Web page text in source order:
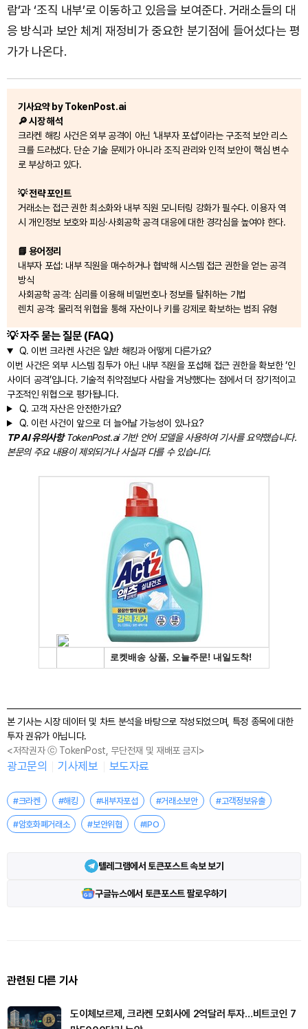
람’과 ‘조직 내부’로 이동하고 있음을 보여준다. 거래소들의 대
응 방식과 보안 체계 재정비가 중요한 분기점에 들어섰다는 평
가가 나온다.
기사요약 by TokenPost.ai
🔎 시장 해석
크라켄 해킹 사건은 외부 공격이 아닌 ‘내부자 포섭’이라는 구조적 보안 리스
크를 드러냈다. 단순 기술 문제가 아니라 조직 관리와 인적 보안이 핵심 변수
로 부상하고 있다.
💡 전략 포인트
거래소는 접근 권한 최소화와 내부 직원 모니터링 강화가 필수다. 이용자 역
시 개인정보 보호와 피싱·사회공학 공격 대응에 대한 경각심을 높여야 한다.
📘 용어정리
내부자 포섭: 내부 직원을 매수하거나 협박해 시스템 접근 권한을 얻는 공격
방식
사회공학 공격: 심리를 이용해 비밀번호나 정보를 탈취하는 기법
렌치 공격: 물리적 위협을 통해 자산이나 키를 강제로 확보하는 범죄 유형
💡 자주 묻는 질문 (FAQ)
Q. 이번 크라켄 사건은 일반 해킹과 어떻게 다른가요?
이번 사건은 외부 시스템 침투가 아닌 내부 직원을 포섭해 접근 권한을 확보한 ‘인
사이더 공격’입니다. 기술적 취약점보다 사람을 겨냥했다는 점에서 더 장기적이고
구조적인 위협으로 평가됩니다.
Q. 고객 자산은 안전한가요?
Q. 이런 사건이 앞으로 더 늘어날 가능성이 있나요?
TP AI 유의사항TokenPost.ai 기반 언어 모델을 사용하여 기사를 요약했습니다.
본문의 주요 내용이 제외되거나 사실과 다를 수 있습니다.
본 기사는 시장 데이터 및 차트 분석을 바탕으로 작성되었으며, 특정 종목에 대한
투자 권유가 아닙니다.
<저작권자 ⓒ TokenPost, 무단전재 및 재배포 금지>
광고문의 기사제보 보도자료
#크라켄 #해킹 #내부자포섭 #거래소보안 #고객정보유출
#암호화폐거래소 #보안위협 #IPO
텔레그램에서 토큰포스트 속보 보기
구글뉴스에서 토큰포스트 팔로우하기
관련된 다른 기사
도이체보르제, 크라켄 모회사에 2억달러 투자…비트코인 7